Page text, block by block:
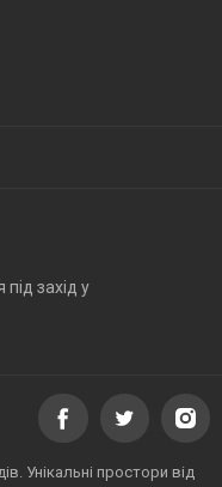
захід у
Унікальні простори від